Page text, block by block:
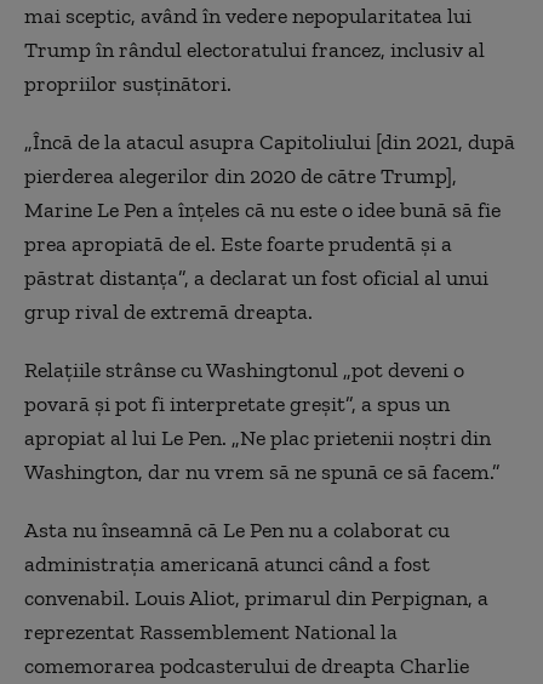
mai sceptic, având în vedere nepopularitatea lui
Trump în rândul electoratului francez, inclusiv al
propriilor susţinători.
„Încă de la atacul asupra Capitoliului [din 2021, după
pierderea alegerilor din 2020 de către Trump],
Marine Le Pen a înţeles că nu este o idee bună să fie
prea apropiată de el. Este foarte prudentă şi a
păstrat distanţa”, a declarat un fost oficial al unui
grup rival de extremă dreapta.
Relaţiile strânse cu Washingtonul „pot deveni o
povară şi pot fi interpretate greşit”, a spus un
apropiat al lui Le Pen. „Ne plac prietenii noştri din
Washington, dar nu vrem să ne spună ce să facem.”
Asta nu înseamnă că Le Pen nu a colaborat cu
administraţia americană atunci când a fost
convenabil. Louis Aliot, primarul din Perpignan, a
reprezentat Rassemblement National la
comemorarea podcasterului de dreapta Charlie